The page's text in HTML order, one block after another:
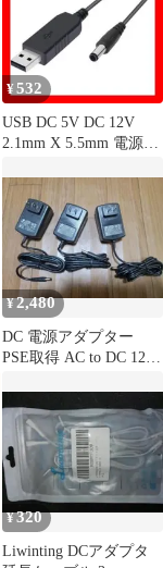
¥532
USB DC 5V DC 12V
2.1mm X 5.5mm 電源ケ
¥2,480
DC 電源アダプター
PSE取得 AC to DC 12V-
¥320
Liwinting DCアダプタ